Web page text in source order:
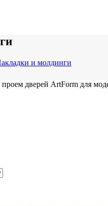
и молдинги
дверей ArtForm для